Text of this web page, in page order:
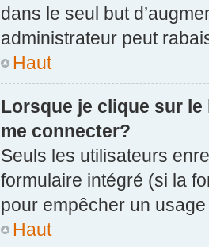
dans le seul but
administrateur peut
Haut
Lorsque je clique sur
me connecter?
Seuls les utilisateurs
formulaire intégré (si la
pour empêcher un
Haut